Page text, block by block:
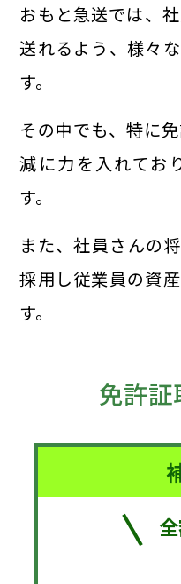
おもと急送では、
送れるよう、様々
す。
その中でも、特に
減に力を入れてお
す。
また、社員さんの
採用し従業員の資
す。
免許